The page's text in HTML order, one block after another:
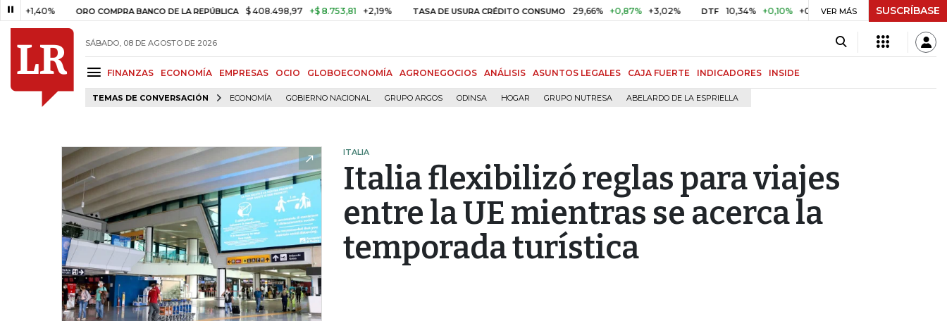
ORO COMPRA BANCO DE LA REPÚBLICA $ 408.498,97 +$ 8.753,81 +2,19% TASA DE USURA CRÉDITO CONSUMO 29,66% +0,87% +3,02% DTF 10,34% +0,10% +0,98% UVR $ 416,96 +$ 0,05
VER MÁS SUSCRÍBASE
SÁBADO, 08 DE AGOSTO DE 2026
FINANZAS ECONOMÍA EMPRESAS OCIO GLOBOECONOMÍA AGRONEGOCIOS ANÁLISIS ASUNTOS LEGALES CAJA FUERTE INDICADORES INSIDE
TEMAS DE CONVERSACIÓN ECONOMÍA GOBIERNO NACIONAL GRUPO ARGOS ODINSA HOGAR GRUPO NUTRESA ABELARDO DE LA ESPRIELLA
ITALIA
Italia flexibilizó reglas para viajes
entre la UE mientras se acerca la
temporada turística